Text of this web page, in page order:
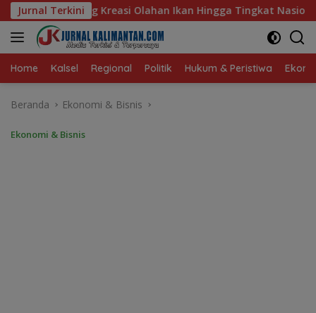
Langsung
ke
konten
Jurnal Terkini
Ikan Hingga Tingkat Nasional Pada Lomba Masak Serba
Home Kalsel Regional Politik Hukum & Peristiwa
Beranda Ekonomi & Bisnis
Ekonomi & Bisnis